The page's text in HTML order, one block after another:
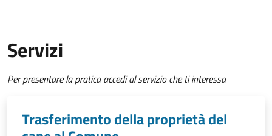
Servizi
Per presentare la pratica accedi al servizio che ti interessa
Trasferimento della proprietà del